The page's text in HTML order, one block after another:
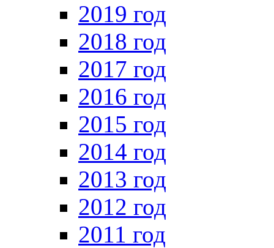
2019 год
2018 год
2017 год
2016 год
2015 год
2014 год
2013 год
2012 год
2011 год